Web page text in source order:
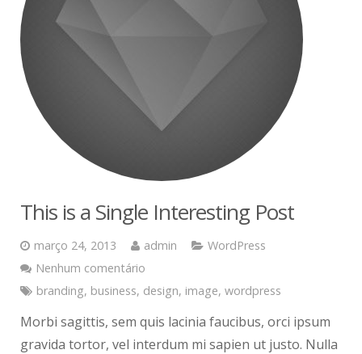
This is a Single Interesting Post
março 24, 2013 admin
WordPress
Nenhum comentário
branding, business, design, image, wordpress
Morbi sagittis, sem quis lacinia faucibus, orci ipsum
gravida tortor, vel interdum mi sapien ut justo. Nulla